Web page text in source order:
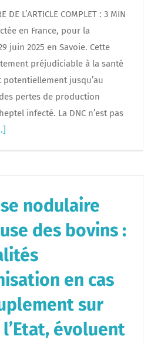
DE L’ARTICLE COMPLET : 3 MIN
en France, pour la
juin 2025 en Savoie. Cette
préjudiciable à la santé
potentiellement jusqu’au
pertes de production
infecté. La DNC n’est pas
nodulaire
des bovins :
en cas
sur
évoluent